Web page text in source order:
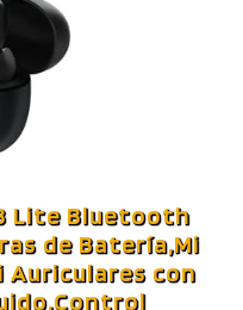
Lite Bluetooth
de Batería,Mi
Auriculares con